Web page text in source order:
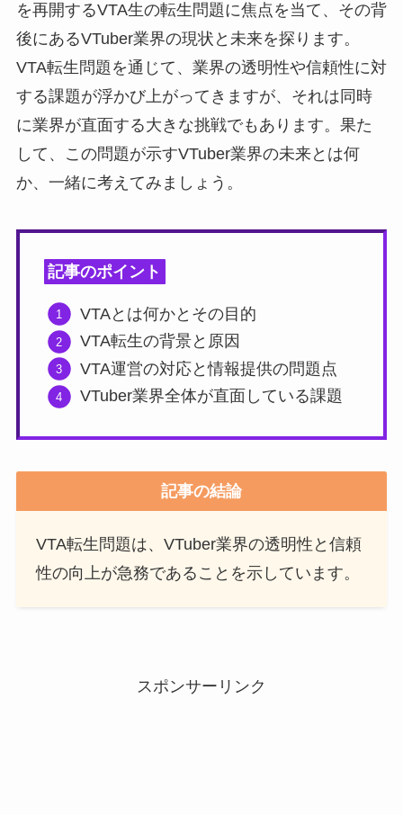
を再開するVTA生の転生問題に焦点を当て、その背
後にあるVTuber業界の現状と未来を探ります。
VTA転生問題を通じて、業界の透明性や信頼性に対
する課題が浮かび上がってきますが、それは同時
に業界が直面する大きな挑戦でもあります。果た
して、この問題が示すVTuber業界の未来とは何
か、一緒に考えてみましょう。
記事のポイント
VTAとは何かとその目的
VTA転生の背景と原因
VTA運営の対応と情報提供の問題点
VTuber業界全体が直面している課題
記事の結論
VTA転生問題は、VTuber業界の透明性と信頼
性の向上が急務であることを示しています。
スポンサーリンク